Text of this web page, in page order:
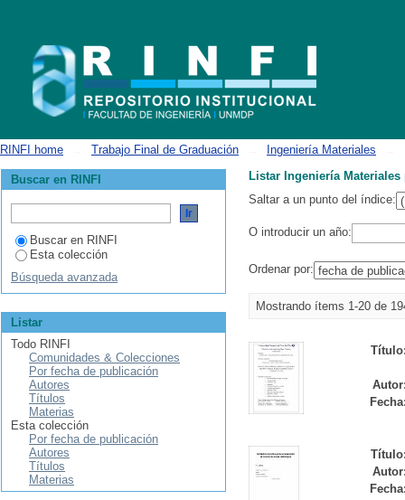
RINFI home Trabajo Final de Graduación Ingeniería Materiales
Listar Ingeniería
Saltar a un punto del índice:
O introducir un año:
Ordenar por:
Mostrando ítems 1-20 de
Buscar en RINFI
Buscar en RINFI
Esta colección
Búsqueda avanzada
Listar
Todo RINFI
Comunidades & Colecciones
Por fecha de publicación
Autores
Títulos
Materias
Esta colección
Por fecha de publicación
Autores
Títulos
Materias